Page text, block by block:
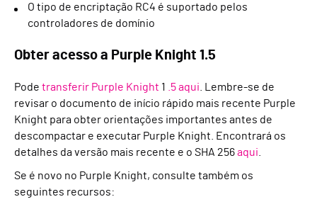
O tipo de encriptação RC4 é suportado pelos
controladores de domínio
Obter acesso a Purple Knight 1.5
Pode transferir Purple Knight 1 .5 aqui . Lembre-se de
revisar o documento de início rápido mais recente Purple
Knight para obter orientações importantes antes de
descompactar e executar Purple Knight. Encontrará os
detalhes da versão mais recente e o SHA 256aqui
Se é novo no Purple Knight, consulte também os
seguintes recursos: